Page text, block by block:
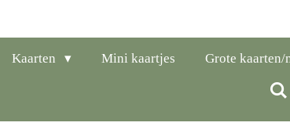
Kaarten Mini kaartjes Grote kaarten/